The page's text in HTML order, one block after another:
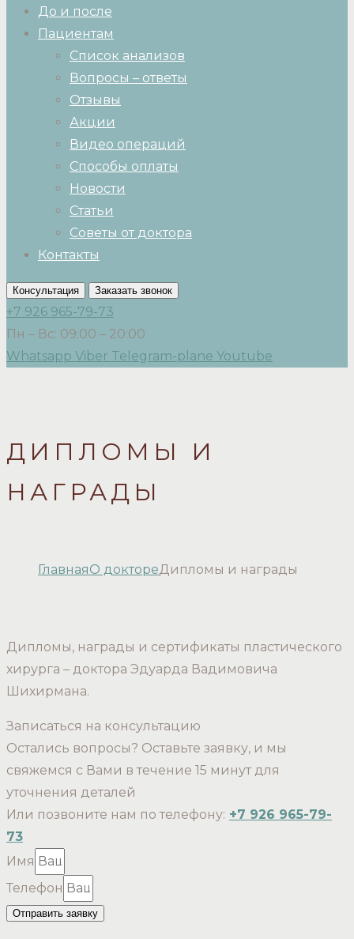
До и после
Пациентам
Список анализов
Вопросы – ответы
Отзывы
Акции
Видео операций
Способы оплаты
Новости
Статьи
Советы от доктора
Контакты
Консультация Заказать звонок
+7 926 965-79-73
Пн – Вс: 09:00 – 20:00
Whatsapp Viber Telegram-plane Youtube
ДИПЛОМЫ И
НАГРАДЫ
ГлавнаяО доктореДипломы и награды
Дипломы, награды и сертификаты пластического
хирурга – доктора Эдуарда Вадимовича
Шихирмана.
Записаться на консультацию
Остались вопросы? Оставьте заявку, и мы
свяжемся с Вами в течение 15 минут для
уточнения деталей
Или позвоните нам по телефону: +7 926 965-79-
73
Имя
Телефон
Отправить заявку